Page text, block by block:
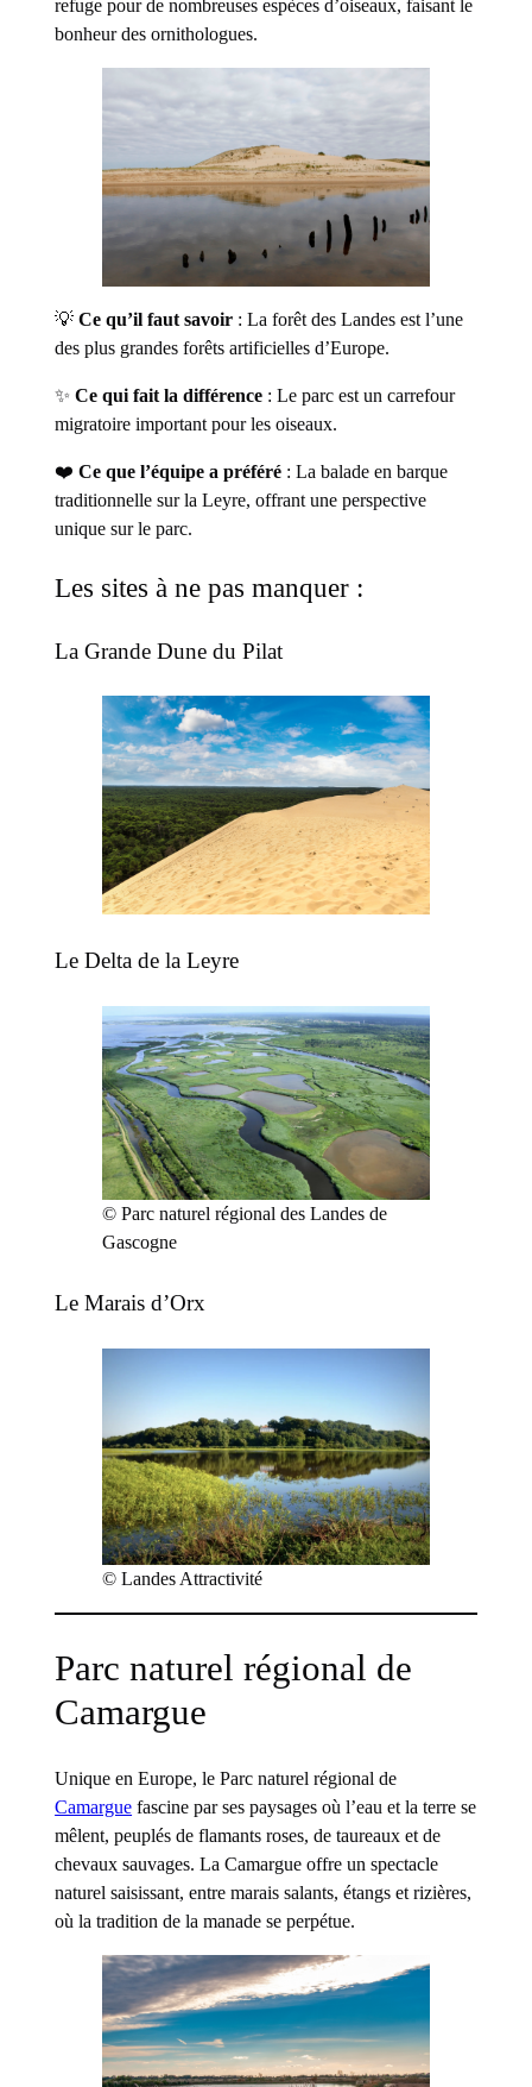
refuge pour de nombreuses espèces d’oiseaux, faisant le
bonheur des ornithologues.
💡Ce qu’il faut savoir : La forêt des Landes est l’une
des plus grandes forêts artificielles d’Europe.
✨Ce qui fait la différence : Le parc est un carrefour
migratoire important pour les oiseaux.
❤️Ce que l’équipe a préféré : La balade en barque
traditionnelle sur la Leyre, offrant une perspective
unique sur le parc.
Les sites à ne pas manquer :
La Grande Dune du Pilat
Le Delta de la Leyre
© Parc naturel régional des Landes de
Gascogne
Le Marais d’Orx
© Landes Attractivité
Parc naturel régional de
Camargue
Unique en Europe, le Parc naturel régional de
Camargue fascine par ses paysages où l’eau et la terre se
mêlent, peuplés de flamants roses, de taureaux et de
chevaux sauvages. La Camargue offre un spectacle
naturel saisissant, entre marais salants, étangs et rizières,
où la tradition de la manade se perpétue.